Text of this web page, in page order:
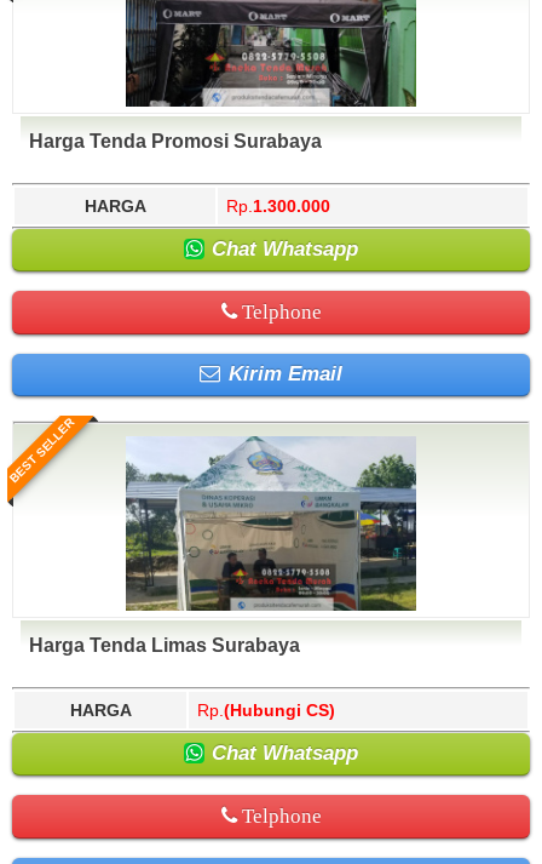
Harga Tenda Promosi Surabaya
HARGA Rp. 1.300.000
Chat Whatsapp
Telphone
Kirim Email
BEST SELLER
Harga Tenda Limas Surabaya
HARGA Rp. (Hubungi CS)
Chat Whatsapp
Telphone